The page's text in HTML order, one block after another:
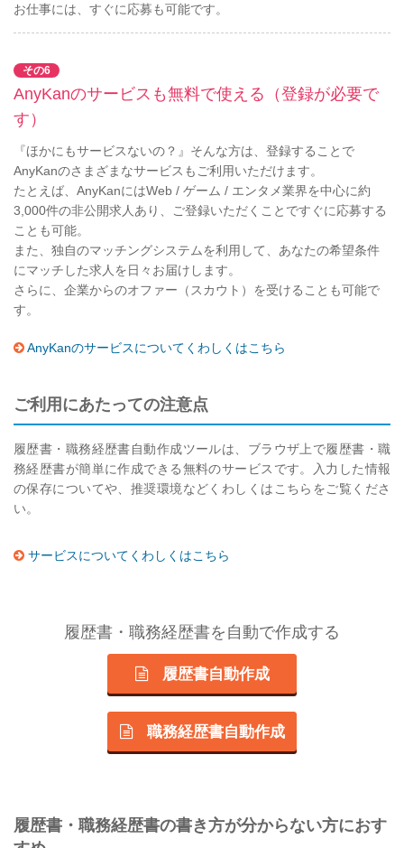
お仕事には、すぐに応募も可能です。
その6
AnyKanのサービスも無料で使える（登録が必要で
す）
『ほかにもサービスないの？』そんな方は、登録することで
AnyKanのさまざまなサービスもご利用いただけます。
たとえば、AnyKanにはWeb / ゲーム / エンタメ業界を中心に約
3,000件の非公開求人あり、ご登録いただくことですぐに応募する
ことも可能。
また、独自のマッチングシステムを利用して、あなたの希望条件
にマッチした求人を日々お届けします。
さらに、企業からのオファー（スカウト）を受けることも可能で
す。
AnyKanのサービスについてくわしくはこちら
ご利用にあたっての注意点
履歴書・職務経歴書自動作成ツールは、ブラウザ上で履歴書・職
務経歴書が簡単に作成できる無料のサービスです。入力した情報
の保存についてや、推奨環境などくわしくはこちらをご覧くださ
い。
サービスについてくわしくはこちら
履歴書・職務経歴書を自動で作成する
履歴書自動作成
職務経歴書自動作成
履歴書・職務経歴書の書き方が分からない方におす